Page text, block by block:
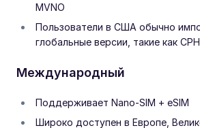
MVNO
Пользователи в США обычно
глобальные версии, такие как
Международный
Поддерживает Nano-SIM + eSIM
Широко доступен в Европе,